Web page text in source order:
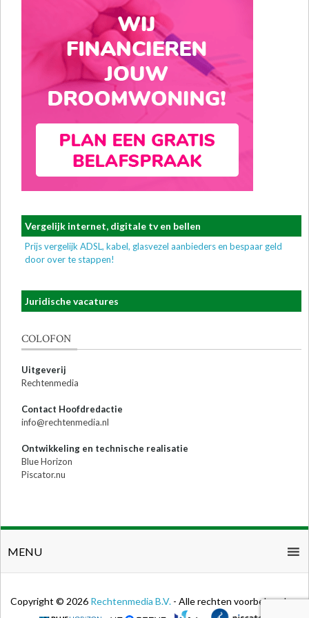
Vergelijk internet, digitale tv en bellen
Prijs vergelijk ADSL, kabel, glasvezel aanbieders en bespaar geld
door over te stappen!
Juridische vacatures
COLOFON
Uitgeverij
Rechtenmedia
Contact Hoofdredactie
info@rechtenmedia.nl
Ontwikkeling en technische realisatie
Blue Horizon
Piscator.nu
MENU
Copyright © 2026 Rechtenmedia B.V. - Alle rechten voorbehouden.